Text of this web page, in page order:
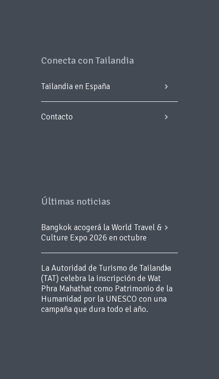
Conecta con Tailandia
Tailandia en España
Contacto
Últimas noticias
Bangkok acogerá la World Travel &
Culture Expo 2026 en octubre
La Autoridad de Turismo de Tailandia
(TAT) celebra la inscripción de Wat
Phra Mahathat como Patrimonio de la
Humanidad por la UNESCO con una
campaña que dura todo el año.